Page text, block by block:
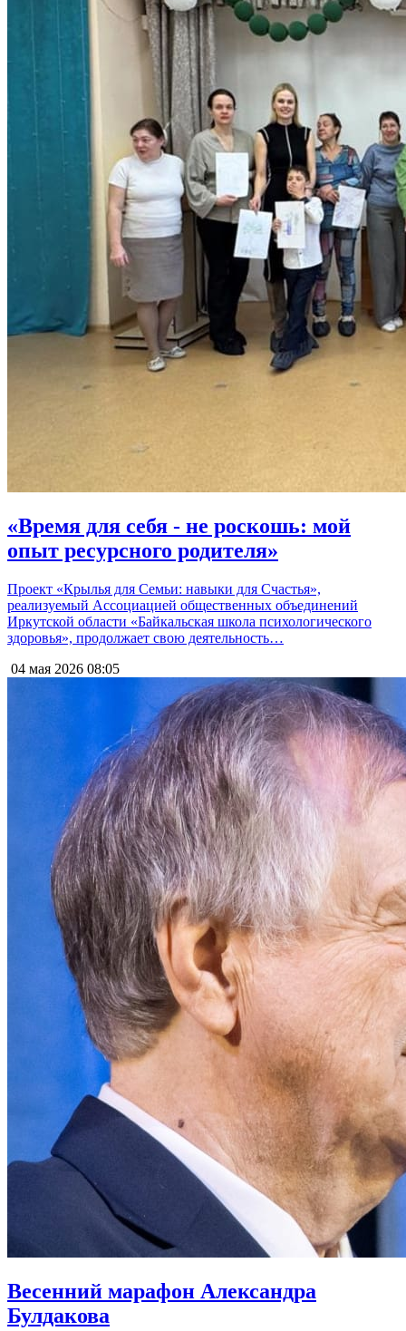
«Время для себя - не роскошь: мой
опыт ресурсного родителя»
Проект «Крылья для Семьи: навыки для Счастья»,
реализуемый Ассоциацией общественных объединений
Иркутской области «Байкальская школа психологического
здоровья», продолжает свою деятельность…
04 мая 2026 08:05
Весенний марафон Александра
Булдакова